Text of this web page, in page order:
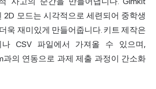
2D 모드는 시각적으로 세련되어 중학생
욱 재미있게 만들어줍니다. 키트 제작은
나 CSV 파일에서 가져올 수 있으며,
과의 연동으로 과제 제출 과정이 간소화